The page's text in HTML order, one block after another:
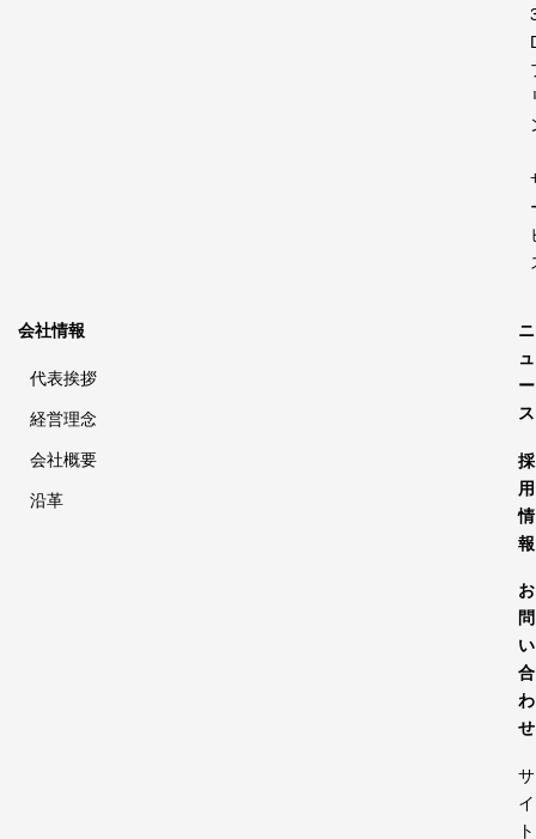
会社情報
代表挨拶
経営理念
会社概要
沿革
ニ
ュ
ー
ス
採
用
情
報
お
問
い
合
わ
せ
サ
イ
ト